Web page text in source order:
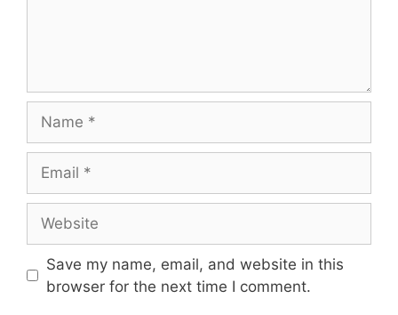
Save my name, email, and website in this
browser for the next time I comment.